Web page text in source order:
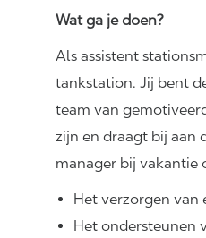
Wat ga je doen?
Als assistent
tankstation. Jij bent
team van
zijn en draagt bij aan
manager bij vakantie
Het verzorgen van
Het ondersteunen